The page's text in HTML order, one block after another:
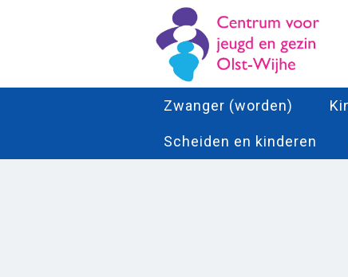
Zwanger (worden)
Scheiden en kinderen